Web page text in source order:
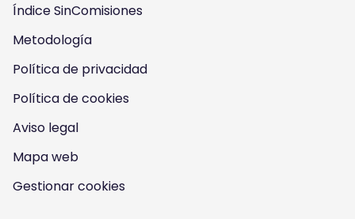
s
o
n
n
s
s
o
n
o
u
s
o
n
a
c
s
n
i
Índice SinComisiones
Metodología
Política de privacidad
Política de cookies
Aviso legal
Mapa web
Gestionar cookies